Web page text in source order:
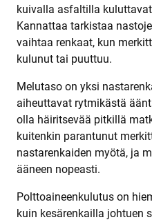
kuivalla asfaltilla
Kannattaa tarkistaa
vaihtaa renkaat, kun
kulunut tai puuttuu.
Melutaso on yksi
aiheuttavat rytmikästä
olla häiritsevää pitkillä
kuitenkin parantunut
nastarenkaiden myötä, ja
ääneen nopeasti.
Polttoaineenkulutus on
kuin kesärenkailla johtuen